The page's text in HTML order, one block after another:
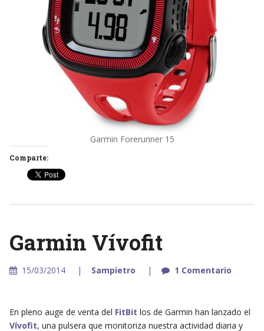
Garmin Forerunner 15
Comparte:
Garmin Vívofit
15/03/2014 Sampietro 1 Comentario
En pleno auge de venta del FitBit los de Garmin han lanzado el
Vívofit, una pulsera que monitoriza nuestra actividad diaria y